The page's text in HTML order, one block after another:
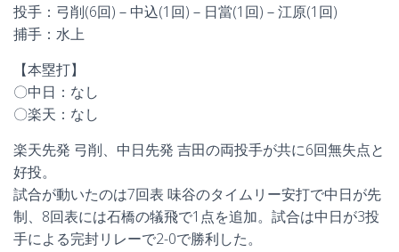
投手：弓削(6回)－中込(1回)－日當(1回)－江原(1回)
捕手：水上
【本塁打】
〇中日：なし
〇楽天：なし
楽天先発 弓削、中日先発 吉田の両投手が共に6回無失点と
好投。
試合が動いたのは7回表 味谷のタイムリー安打で中日が先
制、8回表には石橋の犠飛で1点を追加。試合は中日が3投
手による完封リレーで2-0で勝利した。